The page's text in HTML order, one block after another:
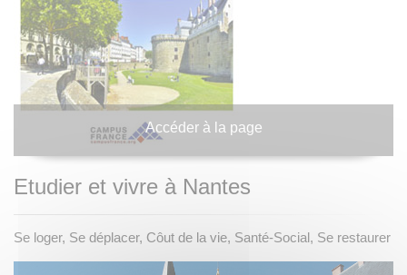
Accéder à la page
Etudier et vivre à Nantes
Se loger, Se déplacer, Côut de la vie, Santé-Social, Se restaurer